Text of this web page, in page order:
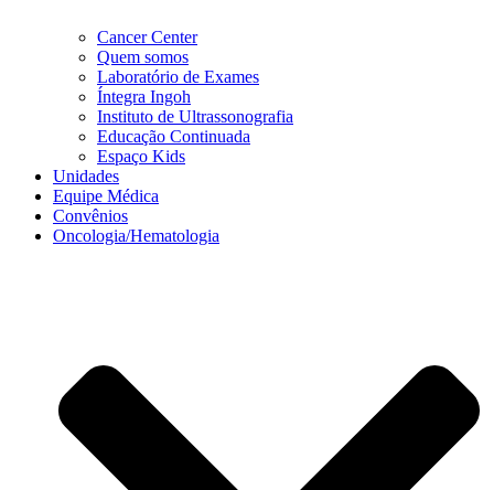
Cancer Center
Quem somos
Laboratório de Exames
Íntegra Ingoh
Instituto de Ultrassonografia
Educação Continuada
Espaço Kids
Unidades
Equipe Médica
Convênios
Oncologia/Hematologia